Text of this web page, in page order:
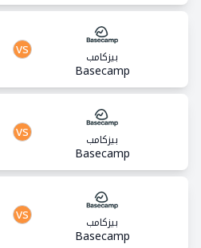
بيزكامب
Basecamp
vs
بيزكامب
Basecamp
vs
بيزكامب
Basecamp
vs